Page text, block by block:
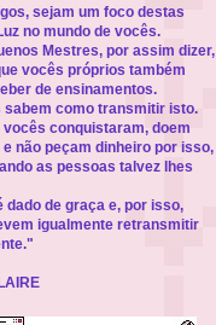
sejam um foco destas
no mundo de vocês.
Mestres, por assim dizer,
vocês próprios também
de ensinamentos.
sabem como transmitir isto.
vocês conquistaram, doem
e não peçam dinheiro por isso,
as pessoas talvez lhes
dado de graça e, por isso,
igualmente retransmitir